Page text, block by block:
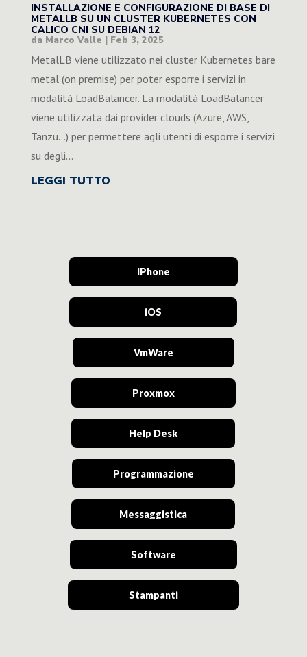
INSTALLAZIONE E CONFIGURAZIONE DI BASE DI
METALLB SU UN CLUSTER KUBERNETES CON
CALICO CNI SU DEBIAN 12
da Marco Valle | Feb 3, 2025
MetalLB viene utilizzato nei cluster Kubernetes bare
metal (on premise) per poter esporre i servizi in
modalità LoadBalancer. La modalità LoadBalancer
viene utilizzata dai provider clouds (Azure, AWS,
Tanzu...) per permettere agli utenti di esporre i servizi
su degli...
LEGGI TUTTO
IPhone
iOS
VmWare
Proxmox
Help Desk
Programmazione
Messaggistica
Software
Stampanti